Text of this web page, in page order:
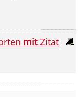
mitZitat